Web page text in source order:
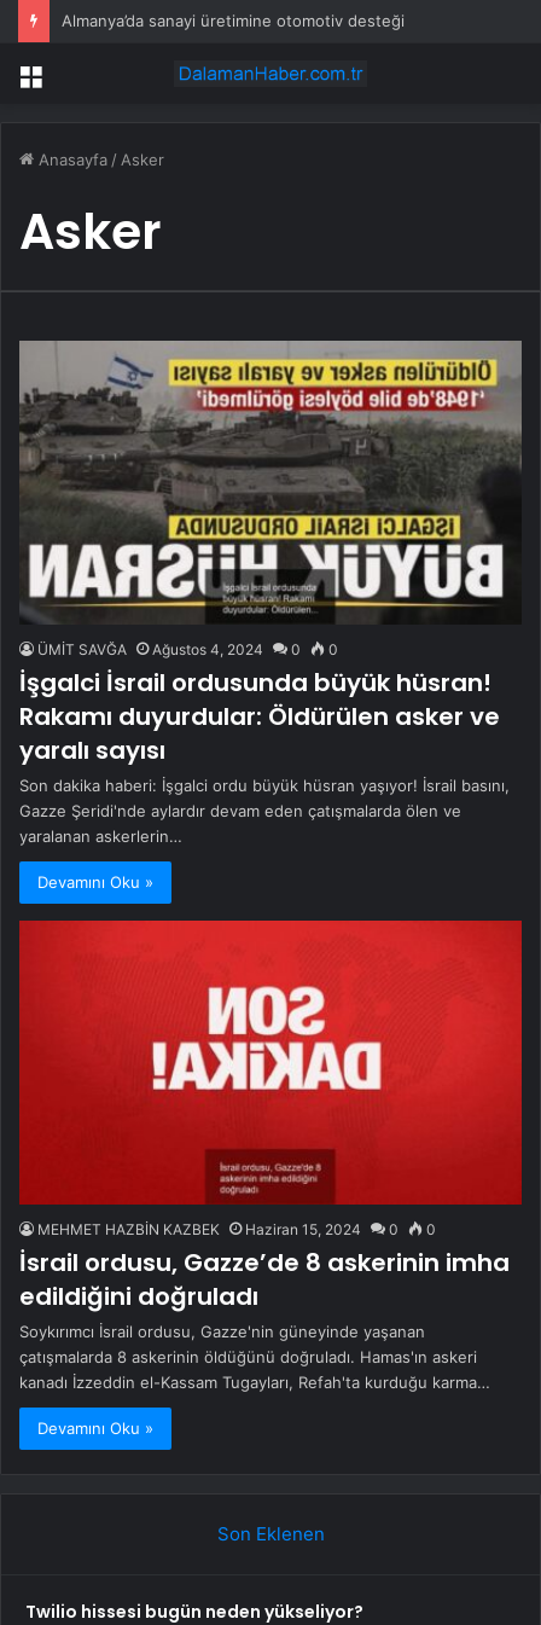
Almanya’da sanayi üretimine otomotiv desteği
Menü
Anasayfa /Asker
Asker
ÜMİT SAVĞA Ağustos 4, 2024 0 0
İşgalci İsrail ordusunda büyük hüsran!
Rakamı duyurdular: Öldürülen asker ve
yaralı sayısı
Son dakika haberi: İşgalci ordu büyük hüsran yaşıyor! İsrail basını,
Gazze Şeridi'nde aylardır devam eden çatışmalarda ölen ve
yaralanan askerlerin…
Devamını Oku »
MEHMET HAZBİN KAZBEK Haziran 15, 2024 0 0
İsrail ordusu, Gazze’de 8 askerinin imha
edildiğini doğruladı
Soykırımcı İsrail ordusu, Gazze'nin güneyinde yaşanan
çatışmalarda 8 askerinin öldüğünü doğruladı. Hamas'ın askeri
kanadı İzzeddin el-Kassam Tugayları, Refah'ta kurduğu karma…
Devamını Oku »
Son Eklenen
Twilio hissesi bugün neden yükseliyor?